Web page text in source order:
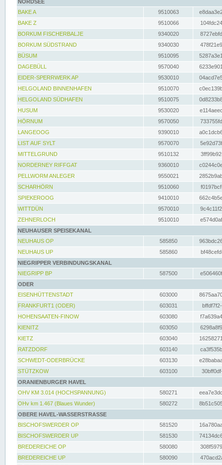
NORDSEE
BAKE A
9510063
BAKE Z
9510066
BORKUM FISCHERBALJE
9340020
BORKUM SÜDSTRAND
9340030
BÜSUM
9510095
DAGEBÜLL
9570040
EIDER-SPERRWERK AP
9530010
HELGOLAND BINNENHAFEN
9510070
HELGOLAND SÜDHAFEN
9510075
HUSUM
9530020
HÖRNUM
9570050
LANGEOOG
9390010
LIST AUF SYLT
9570070
MITTELGRUND
9510132
NORDERNEY RIFFGAT
9360010
PELLWORM ANLEGER
9550021
SCHARHÖRN
9510060
SPIEKEROOG
9410010
WITTDÜN
9570010
ZEHNERLOCH
9510010
NEUHAUSER SPEISEKANAL
NEUHAUS OP
585850
NEUHAUS UP
585860
NIEGRIPPER VERBINDUNGSKANAL
NIEGRIPP BP
587500
ODER
EISENHÜTTENSTADT
603000
FRANKFURT1 (ODER)
603031
HOHENSAATEN-FINOW
603080
KIENITZ
603050
KIETZ
603040
RATZDORF
603140
SCHWEDT-ODERBRÜCKE
603130
STÜTZKOW
603100
ORANIENBURGER HAVEL
OHV KM 3.014 (HOCHSPANNUNG)
580271
OHv km 1.467 (Blaues Wunder)
580272
OBERE HAVEL-WASSERSTRASSE
BISCHOFSWERDER OP
581520
BISCHOFSWERDER UP
581530
BREDEREICHE OP
580080
BREDEREICHE UP
580090